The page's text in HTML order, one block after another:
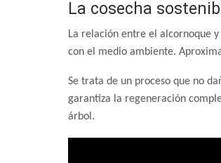
La cosecha
La relación entre el alcornoque y
con el medio ambiente.
Se trata de un proceso que no
garantiza la regeneración
árbol.